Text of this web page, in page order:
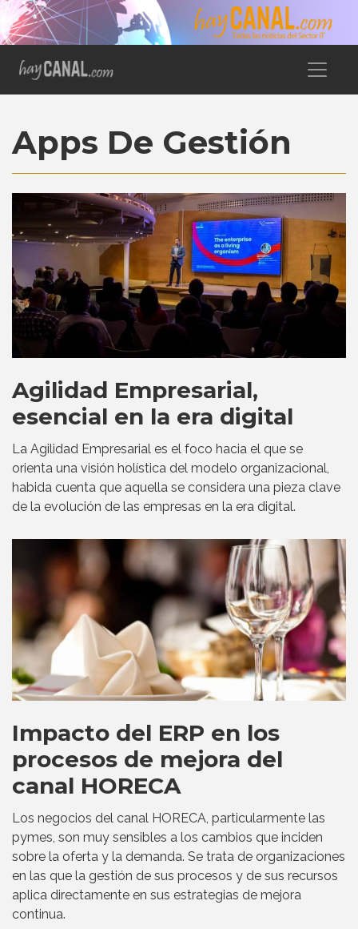
Apps De Gestión
Agilidad Empresarial,
esencial en la era digital
La Agilidad Empresarial es el foco hacia el que se
orienta una visión holística del modelo organizacional,
habida cuenta que aquella se considera una pieza clave
de la evolución de las empresas en la era digital.
Impacto del ERP en los
procesos de mejora del
canal HORECA
Los negocios del canal HORECA, particularmente las
pymes, son muy sensibles a los cambios que inciden
sobre la oferta y la demanda. Se trata de organizaciones
en las que la gestión de sus procesos y de sus recursos
aplica directamente en sus estrategias de mejora
continua.